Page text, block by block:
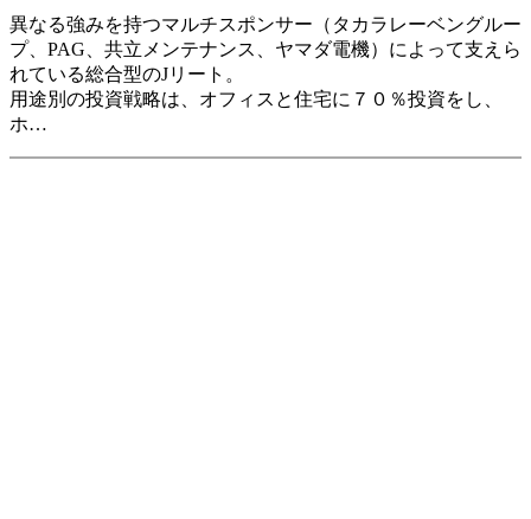
異なる強みを持つマルチスポンサー（タカラレーベングルー
プ、PAG、共立メンテナンス、ヤマダ電機）によって支えら
れている総合型のJリート。
用途別の投資戦略は、オフィスと住宅に７０％投資をし、
ホ…